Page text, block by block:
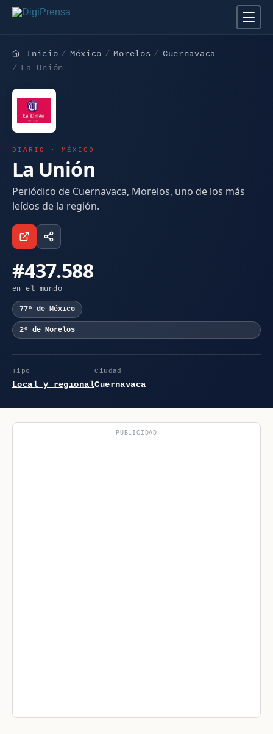
Inicio México Morelos
Cuernavaca
La Unión
DIARIO · MÉXICO
La Unión
Periódico de Cuernavaca, Morelos, uno de los más
leídos de la región.
#437.588
en el mundo
77º de México
2º de Morelos
Tipo
Local y regional
Ciudad
Cuernavaca
PUBLICIDAD